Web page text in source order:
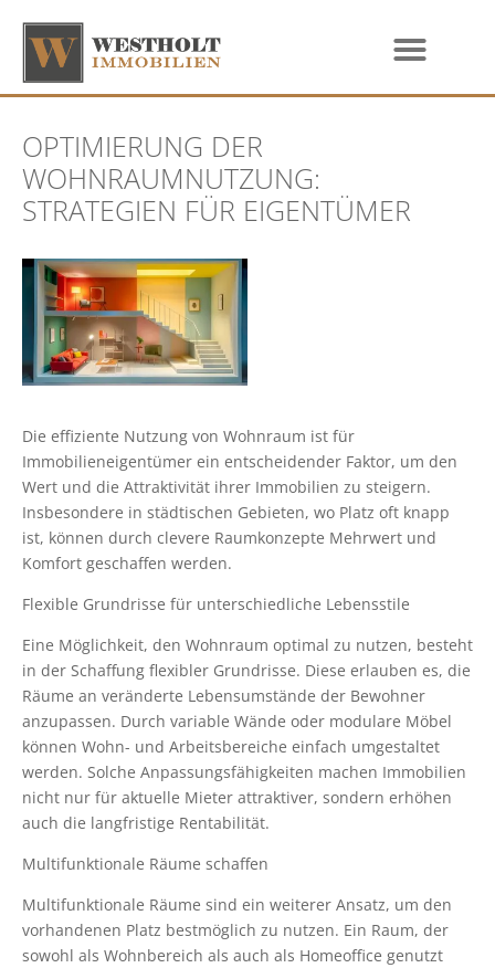
OPTIMIERUNG DER
WOHNRAUMNUTZUNG:
STRATEGIEN FÜR EIGENTÜMER
Die effiziente Nutzung von Wohnraum ist für
Immobilieneigentümer ein entscheidender Faktor, um den
Wert und die Attraktivität ihrer Immobilien zu steigern.
Insbesondere in städtischen Gebieten, wo Platz oft knapp
ist, können durch clevere Raumkonzepte Mehrwert und
Komfort geschaffen werden.
Flexible Grundrisse für unterschiedliche Lebensstile
Eine Möglichkeit, den Wohnraum optimal zu nutzen, besteht
in der Schaffung flexibler Grundrisse. Diese erlauben es, die
Räume an veränderte Lebensumstände der Bewohner
anzupassen. Durch variable Wände oder modulare Möbel
können Wohn- und Arbeitsbereiche einfach umgestaltet
werden. Solche Anpassungsfähigkeiten machen Immobilien
nicht nur für aktuelle Mieter attraktiver, sondern erhöhen
auch die langfristige Rentabilität.
Multifunktionale Räume schaffen
Multifunktionale Räume sind ein weiterer Ansatz, um den
vorhandenen Platz bestmöglich zu nutzen. Ein Raum, der
sowohl als Wohnbereich als auch als Homeoffice genutzt